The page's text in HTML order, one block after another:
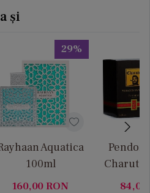
și
29%
Aquatica
100ml
160,00 RON
Charuto
84,00